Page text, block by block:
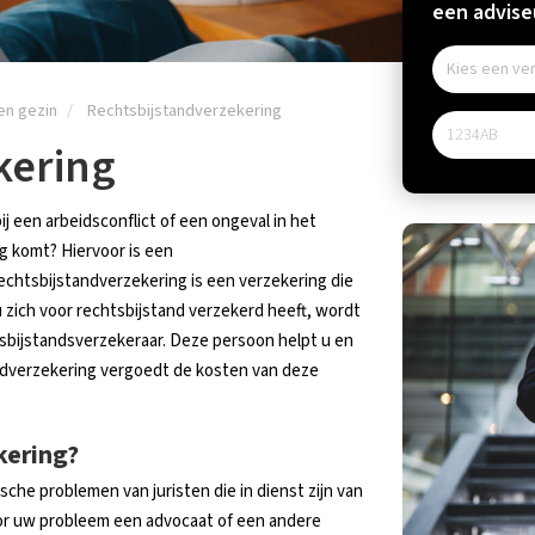
gezin Rechtsbijstandverzekering
een arbeidsconflict of een ongeval in het
Hiervoor is een
is een verzekering die
zich voor rechtsbijstand verzekerd heeft, wordt
Deze persoon helpt u en
vergoedt de kosten van deze
problemen van juristen die in dienst zijn van
uw probleem een advocaat of een andere
een